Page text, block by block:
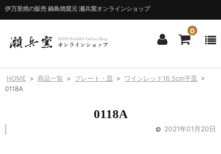
伊万里焼の販売 鍋島焼窯元 瀬兵窯オンラインショップ
0
ホーム
HOME
HOME > 商品一覧 > プレート・皿 > ワインレッド16.5cm平皿
>
0118A
0118A
2021年01月20日